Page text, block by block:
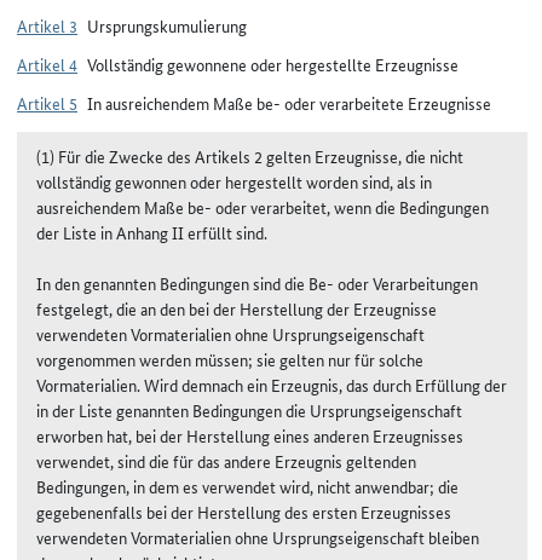
Artikel 3 Ursprungskumulierung
Artikel 4 Vollständig gewonnene oder hergestellte Erzeugnisse
Artikel 5 In ausreichendem Maße be- oder verarbeitete Erzeugnisse
(1) Für die Zwecke des Artikels 2 gelten Erzeugnisse, die nicht
vollständig gewonnen oder hergestellt worden sind, als in
ausreichendem Maße be- oder verarbeitet, wenn die Bedingungen
der Liste in Anhang II erfüllt sind.
In den genannten Bedingungen sind die Be- oder Verarbeitungen
festgelegt, die an den bei der Herstellung der Erzeugnisse
verwendeten Vormaterialien ohne Ursprungseigenschaft
vorgenommen werden müssen; sie gelten nur für solche
Vormaterialien. Wird demnach ein Erzeugnis, das durch Erfüllung der
in der Liste genannten Bedingungen die Ursprungseigenschaft
erworben hat, bei der Herstellung eines anderen Erzeugnisses
verwendet, sind die für das andere Erzeugnis geltenden
Bedingungen, in dem es verwendet wird, nicht anwendbar; die
gegebenenfalls bei der Herstellung des ersten Erzeugnisses
verwendeten Vormaterialien ohne Ursprungseigenschaft bleiben